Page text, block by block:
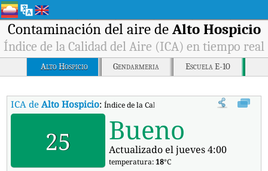
Contaminación del aire de Alto Hospicio
Índice de la Calidad del Aire (ICA) en tiempo real
Alto Hospicio Gendarmeria Escuela E-10
ICA deAlto Hospicio:Índice de la Calidad del Aire (ICA) de Alto
25 Bueno
Actualizado el jueves 4:00
temperatura: 18°C